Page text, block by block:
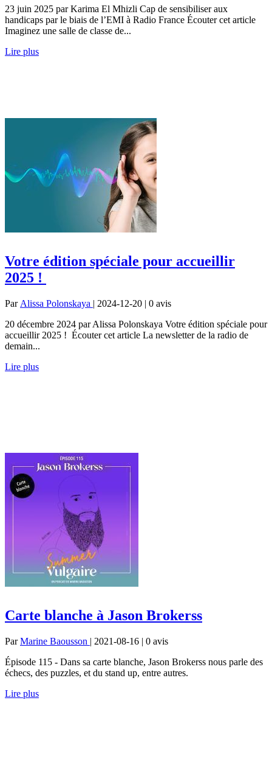
23 juin 2025 par Karima El Mhizli Cap de sensibiliser aux
handicaps par le biais de l’EMI à Radio France Écouter cet article
Imaginez une salle de classe de...
Lire plus
Votre édition spéciale pour accueillir
2025 !
Par Alissa Polonskaya | 2024-12-20 | 0 avis
20 décembre 2024 par Alissa Polonskaya Votre édition spéciale pour
accueillir 2025 ! Écouter cet article La newsletter de la radio de
demain...
Lire plus
Carte blanche à Jason Brokerss
ParMarine Baousson | 2021-08-16 | 0 avis
Épisode 115 - Dans sa carte blanche, Jason Brokerss nous parle des
échecs, des puzzles, et du stand up, entre autres.
Lire plus